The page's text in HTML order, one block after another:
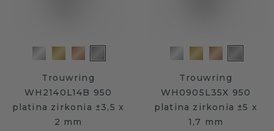
Trouwring
WH2140L14B 950
platina zirkonia ±3,5 x
2 mm
Trouwring
WH0905L35X 950
platina zirkonia ±5 x
1,7 mm